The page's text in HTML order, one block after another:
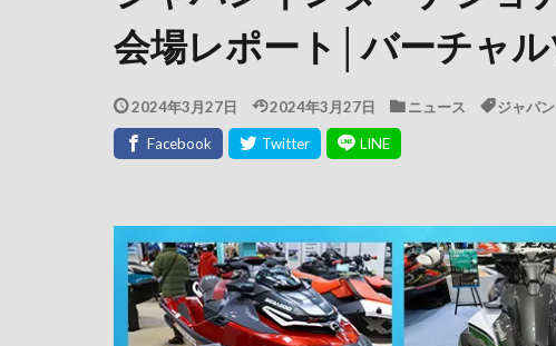
会場レポート│バーチャ
2024年3月27日 2024年3月27日 ニュース ジャパ